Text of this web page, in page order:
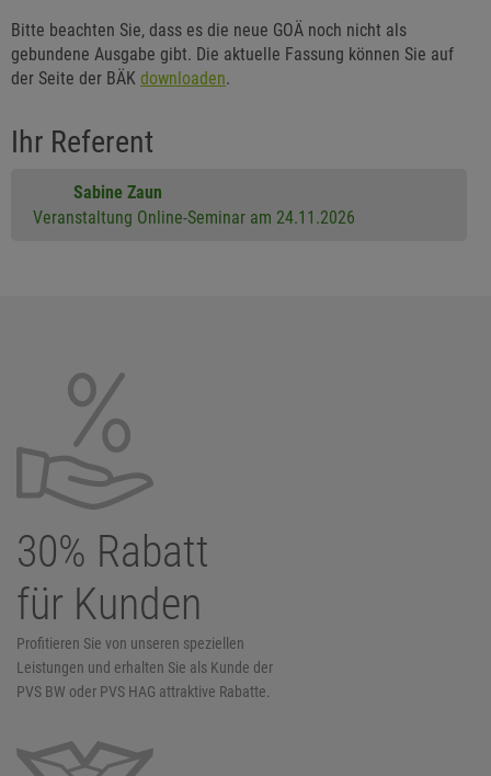
Bitte beachten Sie, dass es die neue GOÄ noch nicht als
gebundene Ausgabe gibt. Die aktuelle Fassung können Sie auf
der Seite der BÄK downloaden.
Ihr Referent
Sabine Zaun
Veranstaltung Online-Seminar am 24.11.2026
30% Rabatt
für Kunden
Profitieren Sie von unseren speziellen
Leistungen und erhalten Sie als Kunde der
PVS BW oder PVS HAG attraktive Rabatte.